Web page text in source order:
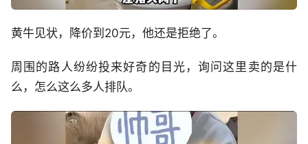
黄牛见状，降价到20元，他还是拒绝了。
周围的路人纷纷投来好奇的目光，询问这里卖的是什
么，怎么这么多人排队。